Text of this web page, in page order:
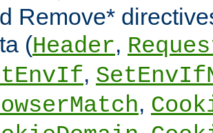
Remove*
(Header,
,
,